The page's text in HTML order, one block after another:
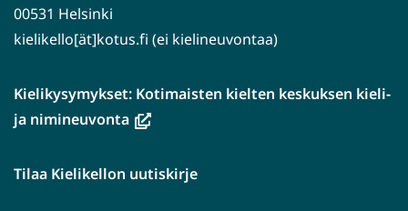
00531 Helsinki
kielikello[ät]kotus.fi (ei kielineuvontaa)
Kielikysymykset: Kotimaisten kielten keskuksen kieli-
ja nimineuvonta(avautuu
ikkunaan,
Tilaa Kielikellon uutiskirje